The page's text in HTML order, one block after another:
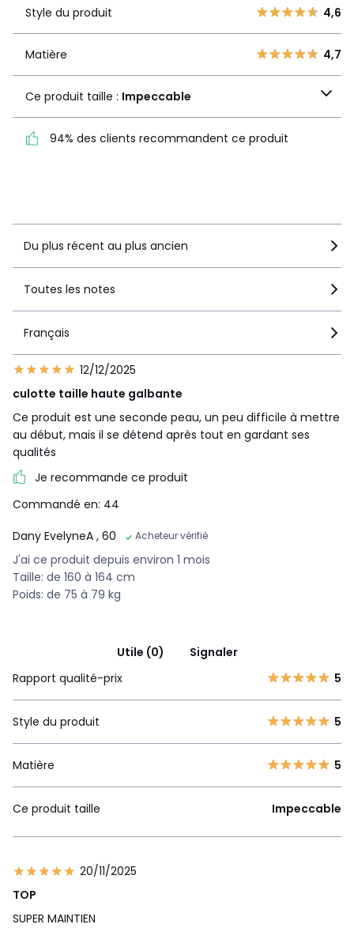
1 0
2 4,6
4,7
Impeccable
94% des clients
Style du produit 4,6
Matière 4,7
Ce produit taille : Impeccable
94% des clients recommandent ce produit
Du plus récent au plus ancien
Toutes les notes
Français
12/12/2025
culotte taille haute galbante
Ce produit est une seconde peau, un peu difficile à mettre
au début, mais il se détend après tout en gardant ses
qualités
Je recommande ce produit
Commandé en: 44
Dany EvelyneA , 60 Acheteur vérifié
J'ai ce produit depuis environ 1 mois
Taille: de 160 à 164 cm
Poids: de 75 à 79 kg
Utile (0)
Signaler
Rapport qualité-prix
5
Style du produit 5
Matière 5
Ce produit taille Impeccable
20/11/2025
TOP
SUPER MAINTIEN